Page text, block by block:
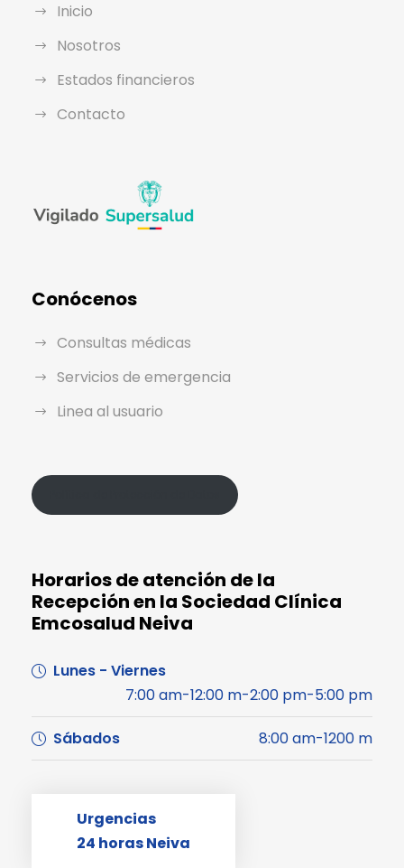
Inicio
Nosotros
Estados financieros
Contacto
Conócenos
Consultas médicas
Servicios de emergencia
Linea al usuario
Horarios de atención de la
Recepción en la Sociedad Clínica
Emcosalud Neiva
Lunes - Viernes
7:00 am-12:00 m-2:00 pm-5:00 pm
Sábados 8:00 am-1200 m
Urgencias
24 horas Neiva